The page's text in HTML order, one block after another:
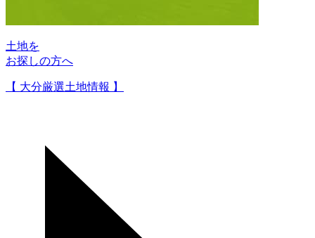
土地を
お探しの方へ
【 大分厳選土地情報 】